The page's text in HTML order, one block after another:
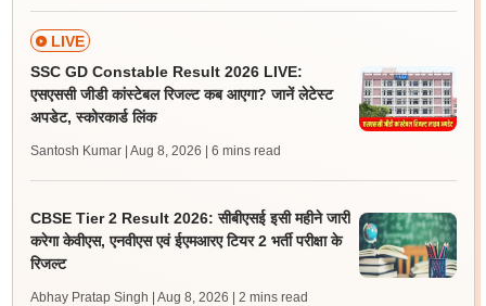
LIVE
SSC GD Constable Result 2026 LIVE:
एसएससी जीडी कांस्टेबल रिजल्ट कब आएगा? जानें लेटेस्ट
अपडेट, स्कोरकार्ड लिंक
Santosh Kumar | Aug 8, 2026 | 6 mins read
CBSE Tier 2 Result 2026: सीबीएसई इसी महीने जारी
करेगा केवीएस, एनवीएस एवं ईएमआरए टियर 2 भर्ती परीक्षा के
रिजल्ट
Abhay Pratap Singh | Aug 8, 2026 | 2 mins read